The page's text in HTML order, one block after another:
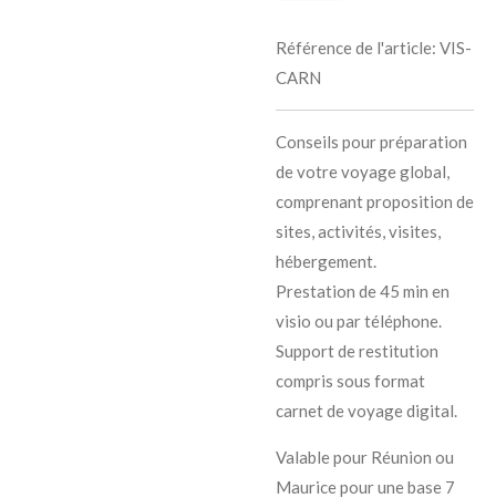
Référence de l'article: VIS-
CARN
Conseils pour préparation
de votre voyage global,
comprenant proposition de
sites, activités, visites,
hébergement.
Prestation de 45 min en
visio ou par téléphone.
Support de restitution
compris sous format
carnet de voyage digital.
Valable pour Réunion ou
Maurice pour une base 7